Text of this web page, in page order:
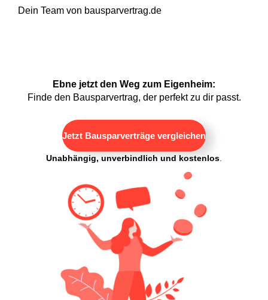
Dein Team von bausparvertrag.de
Ebne jetzt den Weg zum Eigenheim:
Finde den Bausparvertrag, der perfekt zu dir passt.
Jetzt Bausparverträge vergleichen
Unabhängig, unverbindlich und kostenlos